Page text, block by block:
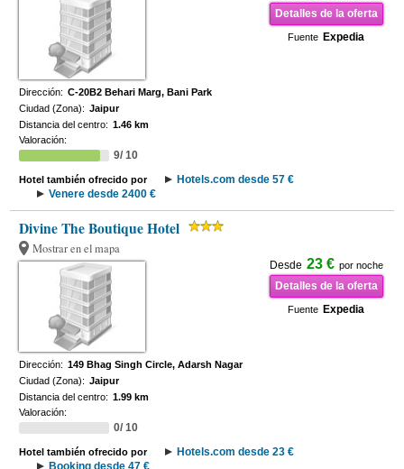
Detalles de la oferta
Fuente Expedia
Dirección: C-20B2 Behari Marg, Bani Park
Ciudad (Zona): Jaipur
Distancia del centro: 1.46 km
Valoración:
9/ 10
Hotel también ofrecido por
Hotels.com desde 57 €
Venere desde 2400 €
Divine The Boutique Hotel
Mostrar en el mapa
Desde 23 € por noche
Detalles de la oferta
Fuente Expedia
Dirección: 149 Bhag Singh Circle, Adarsh Nagar
Ciudad (Zona): Jaipur
Distancia del centro: 1.99 km
Valoración:
0/ 10
Hotel también ofrecido por
Hotels.com desde 23 €
Booking desde 47 €